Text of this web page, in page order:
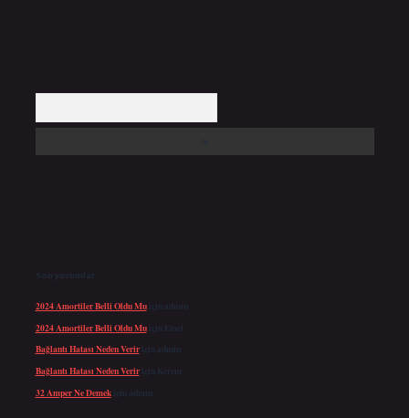
Son yorumlar
2024 Amortiler Belli Oldu Muiçin admin
2024 Amortiler Belli Oldu Muiçin Emel
Bağlantı Hatası Neden Veririçin admin
Bağlantı Hatası Neden Veririçin Kerem
32 Amper Ne Demekiçin admin